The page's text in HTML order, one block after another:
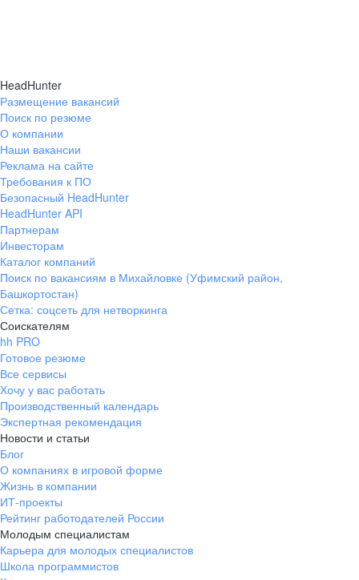
HeadHunter
Размещение вакансий
Поиск по резюме
О компании
Наши вакансии
Реклама на сайте
Требования к ПО
Безопасный HeadHunter
HeadHunter API
Партнерам
Инвесторам
Каталог компаний
Поиск по вакансиям в Михайловке (Уфимский район,
Башкортостан)
Сетка: соцсеть для нетворкинга
Соискателям
hh PRO
Готовое резюме
Все сервисы
Хочу у вас работать
Производственный календарь
Экспертная рекомендация
Новости и статьи
Блог
О компаниях в игровой форме
Жизнь в компании
ИТ-проекты
Рейтинг работодателей России
Молодым специалистам
Карьера для молодых специалистов
Школа программистов